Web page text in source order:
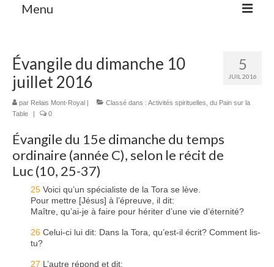
Menu
Activités spirituelles
Activités culturelles
Nous contacter
5
JUIL 2016
Évangile du dimanche 10
juillet 2016
par Relais Mont-Royal | Classé dans : Activités spirituelles du Pain sur la
Table
| 0
Évangile du 15e dimanche du temps
ordinaire (année C), selon le récit de
Luc (10, 25-37)
25 Voici qu’un spécialiste de la Tora se lève.
Pour mettre [Jésus] à l’épreuve, il dit:
Maître, qu’ai-je à faire pour hériter d’une vie d’éternité?
26 Celui-ci lui dit: Dans la Tora, qu’est-il écrit? Comment lis-
tu?
27 L’autre répond et dit: